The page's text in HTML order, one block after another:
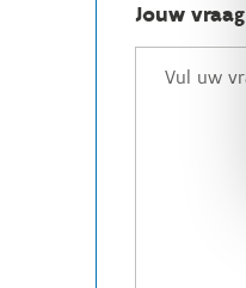
Jouw vraag